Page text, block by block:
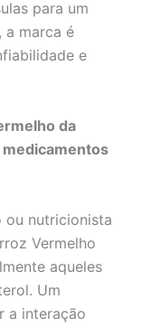
para um
a marca é
e
da
ou nutricionista
Vermelho
aqueles
Um
a interação